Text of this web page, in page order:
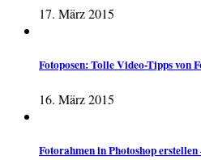
17. März 2015
Fotoposen: Tolle Video-Tipps von
16. März 2015
Fotorahmen in Photoshop